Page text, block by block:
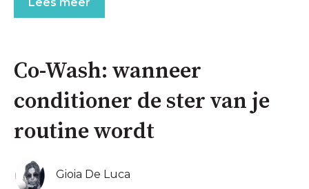
Co-Wash: wanneer
conditioner de ster van je
routine wordt
Gioia De Luca